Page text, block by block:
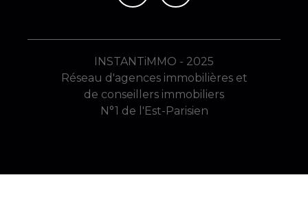
INSTANTiMMO - 2025
Réseau d'agences immobilières et
de conseillers immobiliers
N°1 de l'Est-Parisien